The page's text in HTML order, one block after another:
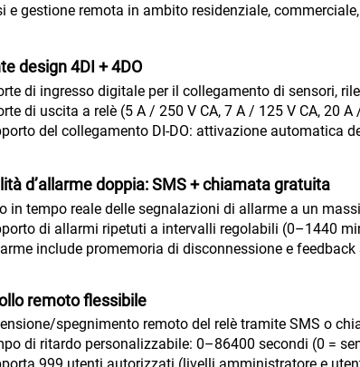
e gestione remota in ambito residenziale,
design 4DI + 4DO
di ingresso digitale per il collegamento di sensori,
di uscita a relè (5 A / 250 V CA, 7 A / 125 V CA, 20
del collegamento DI-DO: attivazione automatica
d’allarme doppia: SMS + chiamata gratuita
in tempo reale delle segnalazioni di allarme a un
di allarmi ripetuti a intervalli regolabili (0–1440
include promemoria di disconnessione e
remoto flessibile
spegnimento remoto del relè tramite SMS o
di ritardo personalizzabile: 0–86400 secondi (0 =